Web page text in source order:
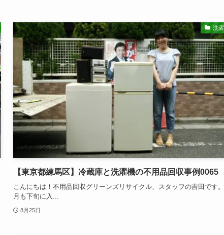
洗
【東京都練馬区】冷蔵庫と洗濯機の不用品回収事例0065
こんにちは！不用品回収グリーンズリサイクル、スタッフの吉田です
月も下旬に入...
8月25日